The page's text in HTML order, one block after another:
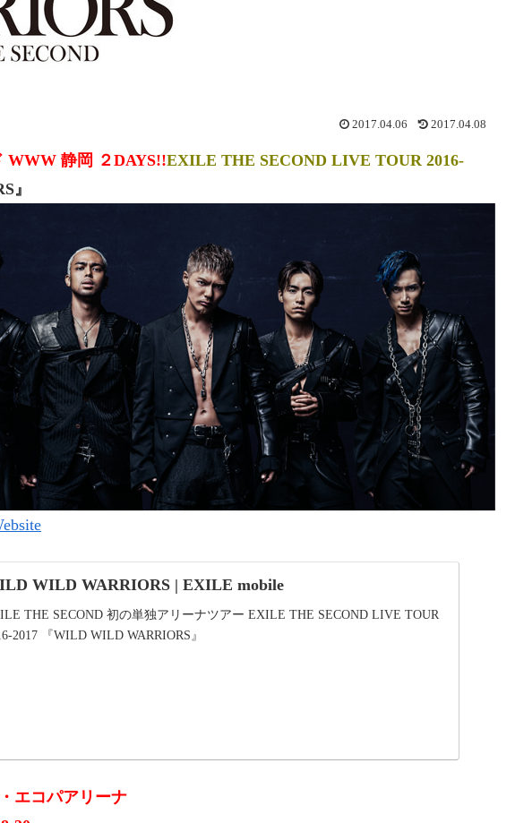
2017.04.06 2017.04.08
WWW 静岡 ２DAYS!!EXILE THE SECOND LIVE TOUR 2016-
』
WILD WARRIORS | EXILE mobile
THE SECOND 初の単独アリーナツアー EXILE THE SECOND LIVE TOUR
2017 『WILD WILD WARRIORS』
エコパアリーナ